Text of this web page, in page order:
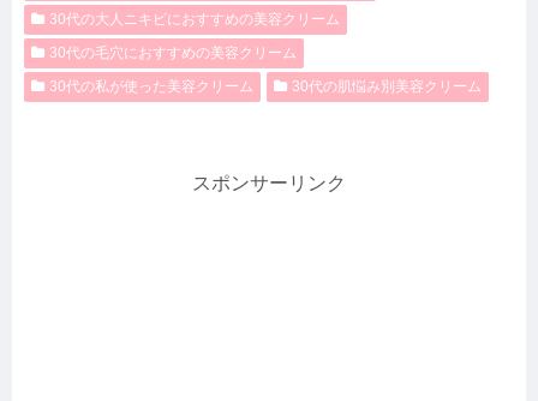
30代の大人ニキビにおすすめの美容クリーム
30代の毛穴におすすめの美容クリーム
30代の私が使った美容クリーム
30代の肌悩み別美容クリーム
スポンサーリンク